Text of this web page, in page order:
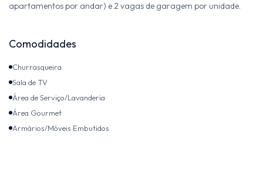
apartamentos por andar) e 2 vagas de garagem por unidade.
Comodidades
Churrasqueira
Sala de TV
Área de Serviço/Lavanderia
Área Gourmet
Armários/Móveis Embutidos